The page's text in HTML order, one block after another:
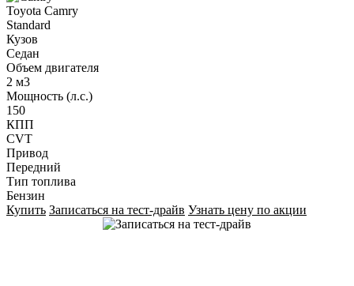
Toyota Camry
Standard
Кузов
Седан
Объем двигателя
2 м3
Мощность (л.с.)
150
КПП
CVT
Привод
Передний
Тип топлива
Бензин
Купить Записаться на тест-драйв Узнать цену по акции